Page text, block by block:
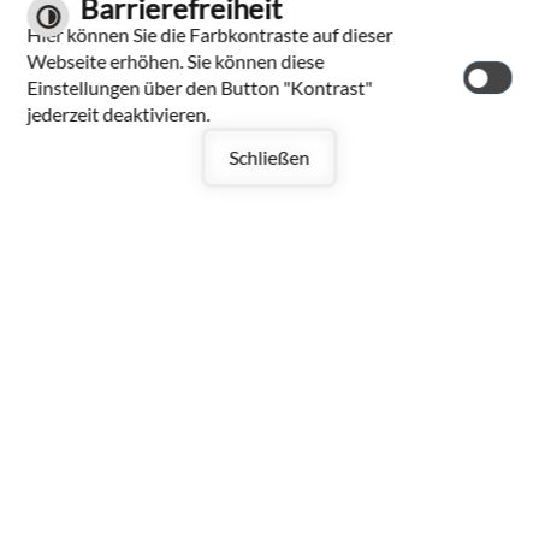
TERMINVEREINBARUNG)
MONTAG +
DONNERSTAG
Barrierefreiheit
Hier können Sie die Farbkontraste auf dieser
Webseite erhöhen. Sie können diese
Einstellungen über den Button "Kontrast"
jederzeit deaktivieren.
Schließen